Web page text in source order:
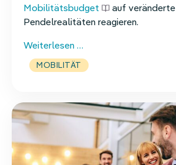
Mobilitätsbudget
auf veränderte
Pendelrealitäten reagieren.
Weiterlesen …
für
hybrides
MOBILITÄT